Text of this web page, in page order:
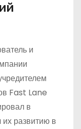
и
Fast Lane
в
развитию в